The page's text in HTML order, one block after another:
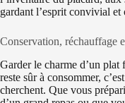
gardant l’esprit convivial
Conservation, réchauffage
Garder le charme d’un plat
reste sûr à consommer,
cherchent. Que vous